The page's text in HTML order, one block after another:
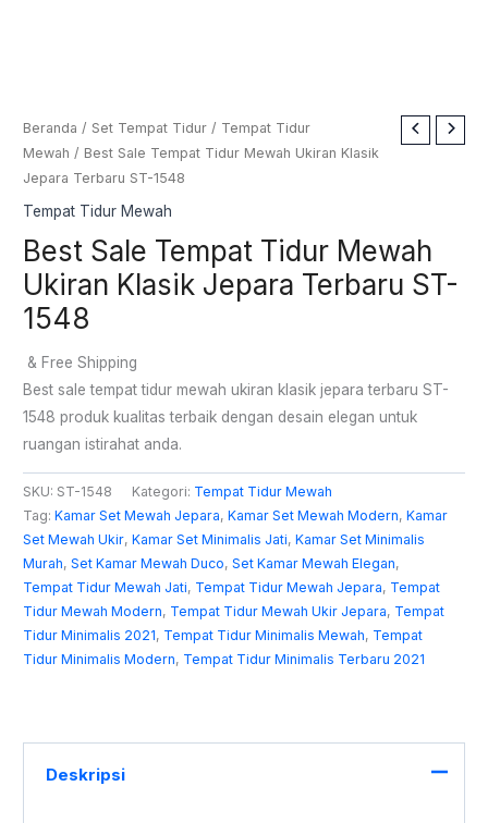
Beranda / Set Tempat Tidur / Tempat Tidur
Mewah / Best Sale Tempat Tidur Mewah Ukiran Klasik
Jepara Terbaru ST-1548
Tempat Tidur Mewah
Best Sale Tempat Tidur Mewah
Ukiran Klasik Jepara Terbaru ST-
1548
& Free Shipping
Best sale tempat tidur mewah ukiran klasik jepara terbaru ST-
1548 produk kualitas terbaik dengan desain elegan untuk
ruangan istirahat anda.
SKU: ST-1548 Kategori: Tempat Tidur Mewah
Tag:Kamar Set Mewah Jepara,Kamar Set Mewah Modern,Kamar
Set Mewah Ukir,Kamar Set Minimalis Jati,Kamar Set Minimalis
Murah,Set Kamar Mewah Duco,Set Kamar Mewah Elegan,
Tempat Tidur Mewah Jati, Tempat Tidur Mewah Jepara, Tempat
Tidur Mewah Modern, Tempat Tidur Mewah Ukir Jepara, Tempat
Tidur Minimalis 2021, Tempat Tidur Minimalis Mewah, Tempat
Tidur Minimalis Modern, Tempat Tidur Minimalis Terbaru 2021
Deskripsi